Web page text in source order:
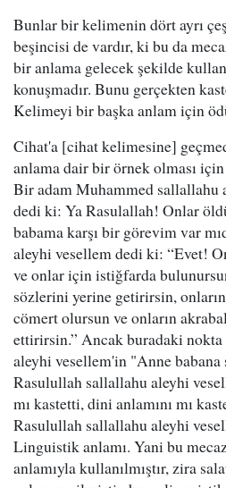
Bunlar bir kelimenin dört ayrı
beşincisi de vardır, ki bu da
bir anlama gelecek şekilde
konuşmadır. Bunu gerçekten
Kelimeyi bir başka anlam için
Cihat'a [cihat kelimesine]
anlama dair bir örnek olması
Bir adam Muhammed sallallahu
dedi ki: Ya Rasulallah! Onlar
babama karşı bir görevim var
aleyhi vesellem dedi ki: “Evet!
ve onlar için istiğfarda
sözlerini yerine getirirsin, onların
cömert olursun ve onların
ettirirsin.” Ancak buradaki
aleyhi vesellem'in "Anne babana
Rasulullah sallallahu aleyhi
mı kastetti, dini anlamını mı
Rasulullah sallallahu aleyhi
Linguistik anlamı. Yani bu
anlamıyla kullanılmıştır, zira